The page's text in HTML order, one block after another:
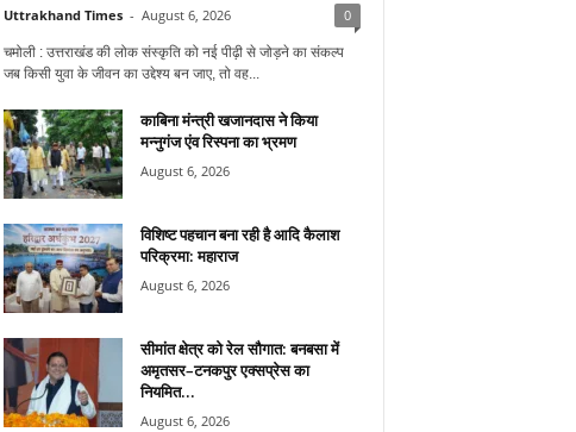
Uttrakhand Times - August 6, 2026 0
चमोली : उत्तराखंड की लोक संस्कृति को नई पीढ़ी से जोड़ने का संकल्प
जब किसी युवा के जीवन का उद्देश्य बन जाए, तो वह...
काबिना मंन्त्री खजानदास ने किया
मन्नुगंज एंव रिस्पना का भ्रमण
August 6, 2026
विशिष्ट पहचान बना रही है आदि कैलाश
परिक्रमा: महाराज
August 6, 2026
सीमांत क्षेत्र को रेल सौगात: बनबसा में
अमृतसर–टनकपुर एक्सप्रेस का
नियमित...
August 6, 2026